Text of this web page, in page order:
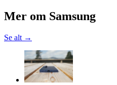
Mer om Samsung
Se alt →